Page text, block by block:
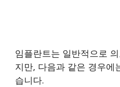
임플란트는 일반적으로
지만, 다음과 같은 경우에
습니다.